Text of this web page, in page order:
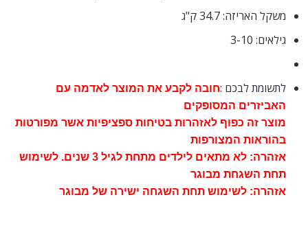
משקל האריזה: 34.7 ק"ג
גילאים: 3-10
לתשומת לבכם :חובה לקבע את המוצר לאדמה עם
האביזרים המסופקים
מוצר זה כפוף לאזהרות בטיחות ספציפיות אשר מפורטות
בהוראות המצורפות
אזהרה: לא מתאים לילדים מתחת לגיל 3 שנים. לשימוש
תחת השגחת מבוגר
אזהרה: לשימוש תחת השגחה ישירה של מבוגר